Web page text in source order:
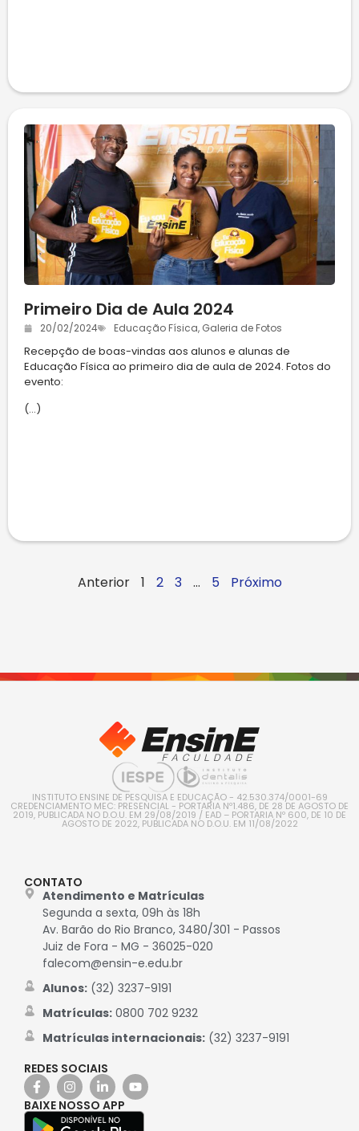
Primeiro Dia de Aula 2024
20/02/2024 Educação Física, Galeria de Fotos
Recepção de boas-vindas aos alunos e alunas de
Educação Física ao primeiro dia de aula de 2024. Fotos do
evento:
(...)
Anterior 1 2 3 … 5 Próximo
INSTITUTO ENSINE DE PESQUISA E EDUCAÇÃO - 42.530.374/0001-69
CREDENCIAMENTO MEC: PRESENCIAL - PORTARIA Nº1.486, DE 28 DE AGOSTO DE
2019, PUBLICADA NO D.O.U. EM 29/08/2019 / EAD – PORTARIA Nº 600, DE 10 DE
AGOSTO DE 2022, PUBLICADA NO D.O.U. EM 11/08/2022
CONTATO
Atendimento e Matrículas
Segunda a sexta, 09h às 18h
Av. Barão do Rio Branco, 3480/301 - Passos
Juiz de Fora - MG - 36025-020
falecom@ensin-e.edu.br
Alunos:(32) 3237-9191
Matrículas:0800 702 9232
Matrículas internacionais:(32) 3237-9191
REDES SOCIAIS
BAIXE NOSSO APP